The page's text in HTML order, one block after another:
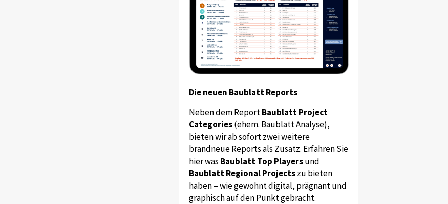
Die neuen Baublatt Reports
Neben dem ReportBaublatt Project
Categories(ehem. Baublatt Analyse),
bieten wir ab sofort zwei weitere
brandneue Reports als Zusatz. Erfahren Sie
hier was Baublatt Top Playersund
Baublatt Regional Projectszu bieten
haben – wie gewohnt digital, prägnant und
graphisch auf den Punkt gebracht.